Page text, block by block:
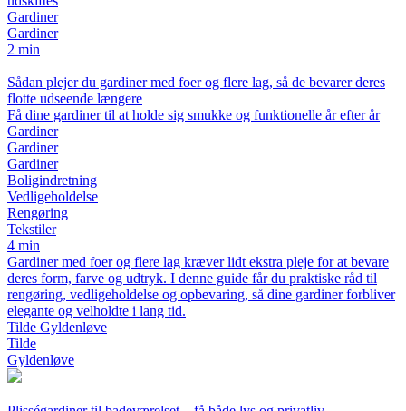
Gardiner
Gardiner
2 min
Sådan plejer du gardiner med foer og flere lag, så de bevarer deres
flotte udseende længere
Få dine gardiner til at holde sig smukke og funktionelle år efter år
Gardiner
Gardiner
Gardiner
Boligindretning
Vedligeholdelse
Rengøring
Tekstiler
4 min
Gardiner med foer og flere lag kræver lidt ekstra pleje for at bevare
deres form, farve og udtryk. I denne guide får du praktiske råd til
rengøring, vedligeholdelse og opbevaring, så dine gardiner forbliver
elegante og velholdte i lang tid.
Tilde Gyldenløve
Tilde
Gyldenløve